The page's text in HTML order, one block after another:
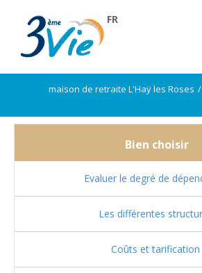
FR
maison de retraite L'Haÿ les Roses
Bien choisir
Evaluer le degré de
Les différentes
Coûts et tarification